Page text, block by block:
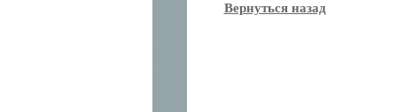
Вернуться назад